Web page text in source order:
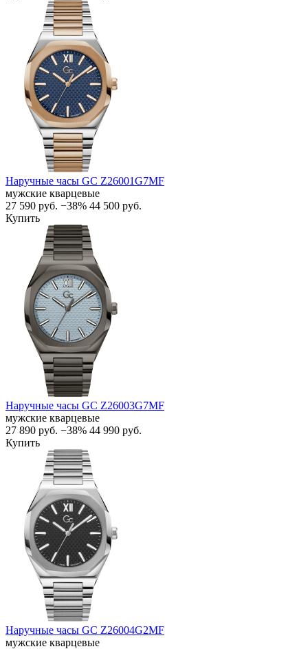
Наручные часы GC Z26001G7MF
мужские кварцевые
27 590 руб. −38% 44 500 руб.
Купить
Наручные часы GC Z26003G7MF
мужские кварцевые
27 890 руб. −38% 44 990 руб.
Купить
Наручные часы GC Z26004G2MF
мужские кварцевые